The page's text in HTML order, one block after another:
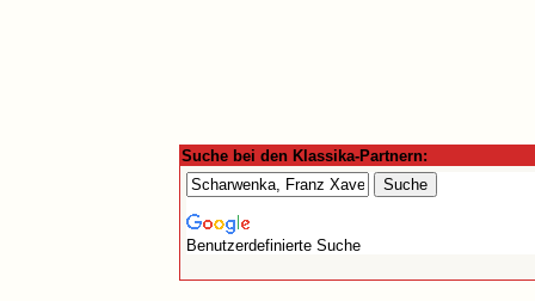
Suche bei den Klassika-Partnern:
Benutzerdefinierte Suche